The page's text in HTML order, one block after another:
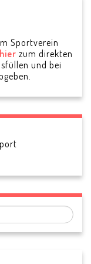
Sportverein
hier zum direkten
und bei